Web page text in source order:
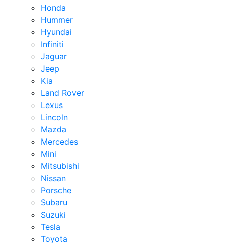
Honda
Hummer
Hyundai
Infiniti
Jaguar
Jeep
Kia
Land Rover
Lexus
Lincoln
Mazda
Mercedes
Mini
Mitsubishi
Nissan
Porsche
Subaru
Suzuki
Tesla
Toyota